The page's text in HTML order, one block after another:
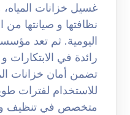
غسيل خزانات
نظافتها و صيانتها من
اليومية. ثم تعد
رائدة في الابتكارات
تضمن أمان خزانات
للاستخدام لفترات
متخصص في تنظيف و